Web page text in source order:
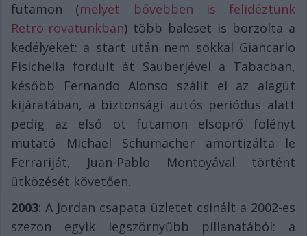
futamon (melyet bővebben is felidéztünk
Retro-rovatunkban) több baleset is borzolta a
kedélyeket: a start után nem sokkal Giancarlo
Fisichella fordult át Sauberjével a Tabacban,
később Fernando Alonso szállt el az alagút
kijáratában, a biztonsági autós periódus alatt
pedig az első öt futamon elsöprő fölényt
mutató Michael Schumacher amortizálta le
Ferrariját, Juan-Pablo Montoyával történt
ütközését követően.
2003: A Jordan csapata üzletet csinált a 2002-es
szezon egyik legszörnyűbb pillanatából: a